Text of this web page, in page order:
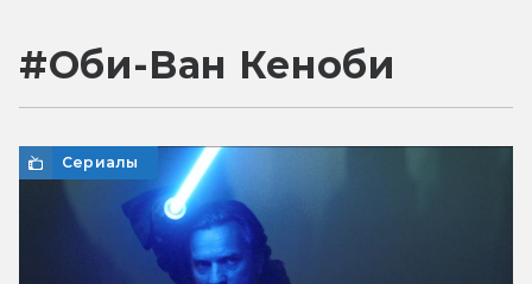
#Оби-Ван Кеноби
Сериалы